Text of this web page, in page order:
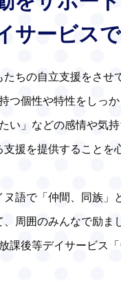
サービスで
ちの自立支援をさせ
つ個性や特性をしっか
い」などの感情や気持
援を提供することを
語で「仲間、同族」
周囲のみんなで励ま
課後等デイサービス「